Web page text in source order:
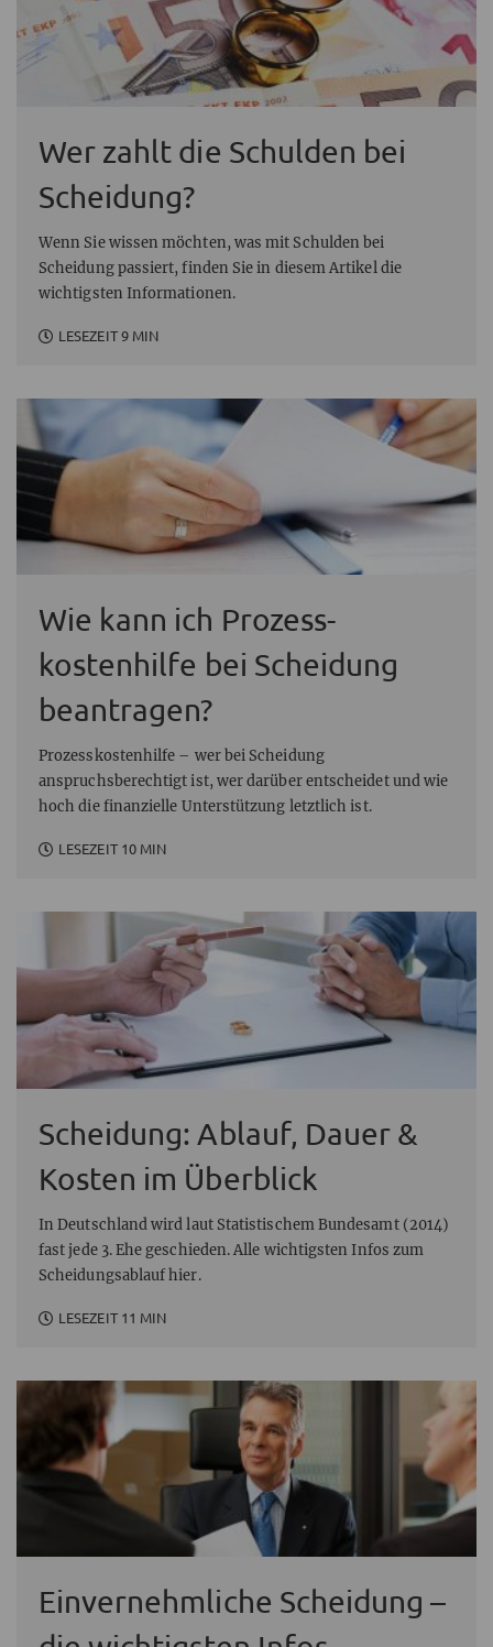
Wer zahlt die Schulden bei
Scheidung?
Wenn Sie wissen möchten, was mit Schulden bei
Scheidung passiert, finden Sie in diesem Artikel die
wichtigsten Informationen.
LESEZEIT 9 MIN
Wie kann ich Prozess­
kostenhilfe bei Scheidung
beantragen?
Prozesskostenhilfe – wer bei Scheidung
anspruchsberechtigt ist, wer darüber entscheidet und wie
hoch die finanzielle Unterstützung letztlich ist.
LESEZEIT 10 MIN
Scheidung: Ablauf, Dauer &
Kosten im Überblick
In Deutschland wird laut Statistischem Bundesamt (2014)
fast jede 3. Ehe geschieden. Alle wichtigsten Infos zum
Scheidungsablauf hier.
LESEZEIT 11 MIN
Einvernehmliche Scheidung –